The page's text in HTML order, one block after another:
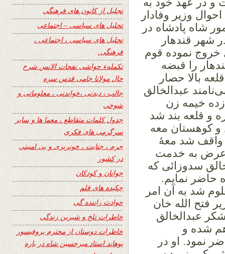
وزیر وفادار
شاه پادشاه در
شهر قندهار
خروج نموده قوم
را قبضه
بالا حصار
عبدالخالق
خیمه زن
و قلعه بند شد
و کوهستان معه
واقف شد معهٔ
عرض به خدمت
سدوزائی که
حاضر نمایم.
شد به آن امر
فتح الله خان
عبدالخالق
شده و
نمود. او در
تجلیل از کانون های فرهنگی
تحلیل های سیاسی – اجتماعی
تحلیل های سیاسی ، اجتماعی ،
فرهنگی.
تکملهء حواشی نفحات الانس شرح
حال مولانا جامی قدس سره
جالب ، دیدنی ،خواندنی ، معلوماتی و
شوخی
جدول کلمات متقاطع ، معما ها و سایر
سرگرمی های فکری
جرم ، جنایت ، خونریزی و بی امنیتی
در کشور
جوانان و کودکان
چکیده های قلم
حوادث راننده گی
خاطرات تلخ و شیرین زندگی
خاطرات دوستان از محترم پروفیسور
پوهاند استاد میرحسین شاه در باره